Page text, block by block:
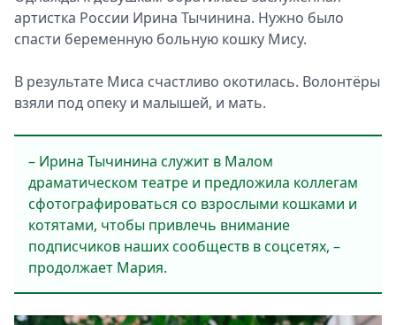
артистка России Ирина Тычинина. Нужно было
спасти беременную больную кошку Мису.
В результате Миса счастливо окотилась. Волонтёры
взяли под опеку и малышей, и мать.
– Ирина Тычинина служит в Малом
драматическом театре и предложила коллегам
сфотографироваться со взрослыми кошками и
котятами, чтобы привлечь внимание
подписчиков наших сообществ в соцсетях, –
продолжает Мария.